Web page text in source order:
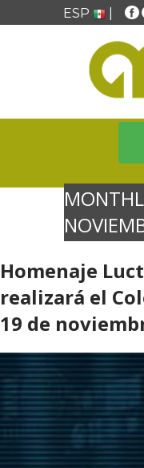
ESP
Homenaje
realizará el
19 de